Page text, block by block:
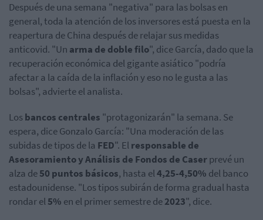
Después de una semana "negativa" para las bolsas en
general, toda la atención de los inversores está puesta en la
reapertura de China después de relajar sus medidas
anticovid. "Un arma de doble filo", dice García, dado que la
recuperación económica del gigante asiático "podría
afectar a la caída de la inflación y eso no le gusta a las
bolsas", advierte el analista.
Losbancos centrales "protagonizarán" la semana. Se
espera, dice Gonzalo García: "Una moderación de las
subidas de tipos de la FED". Elresponsable de
Asesoramiento y Análisis de Fondos de Caserprevé un
alza de50 puntos básicos, hasta el4,25-4,50% del banco
estadounidense. "Los tipos subirán de forma gradual hasta
rondar el5% en el primer semestre de2023", dice.